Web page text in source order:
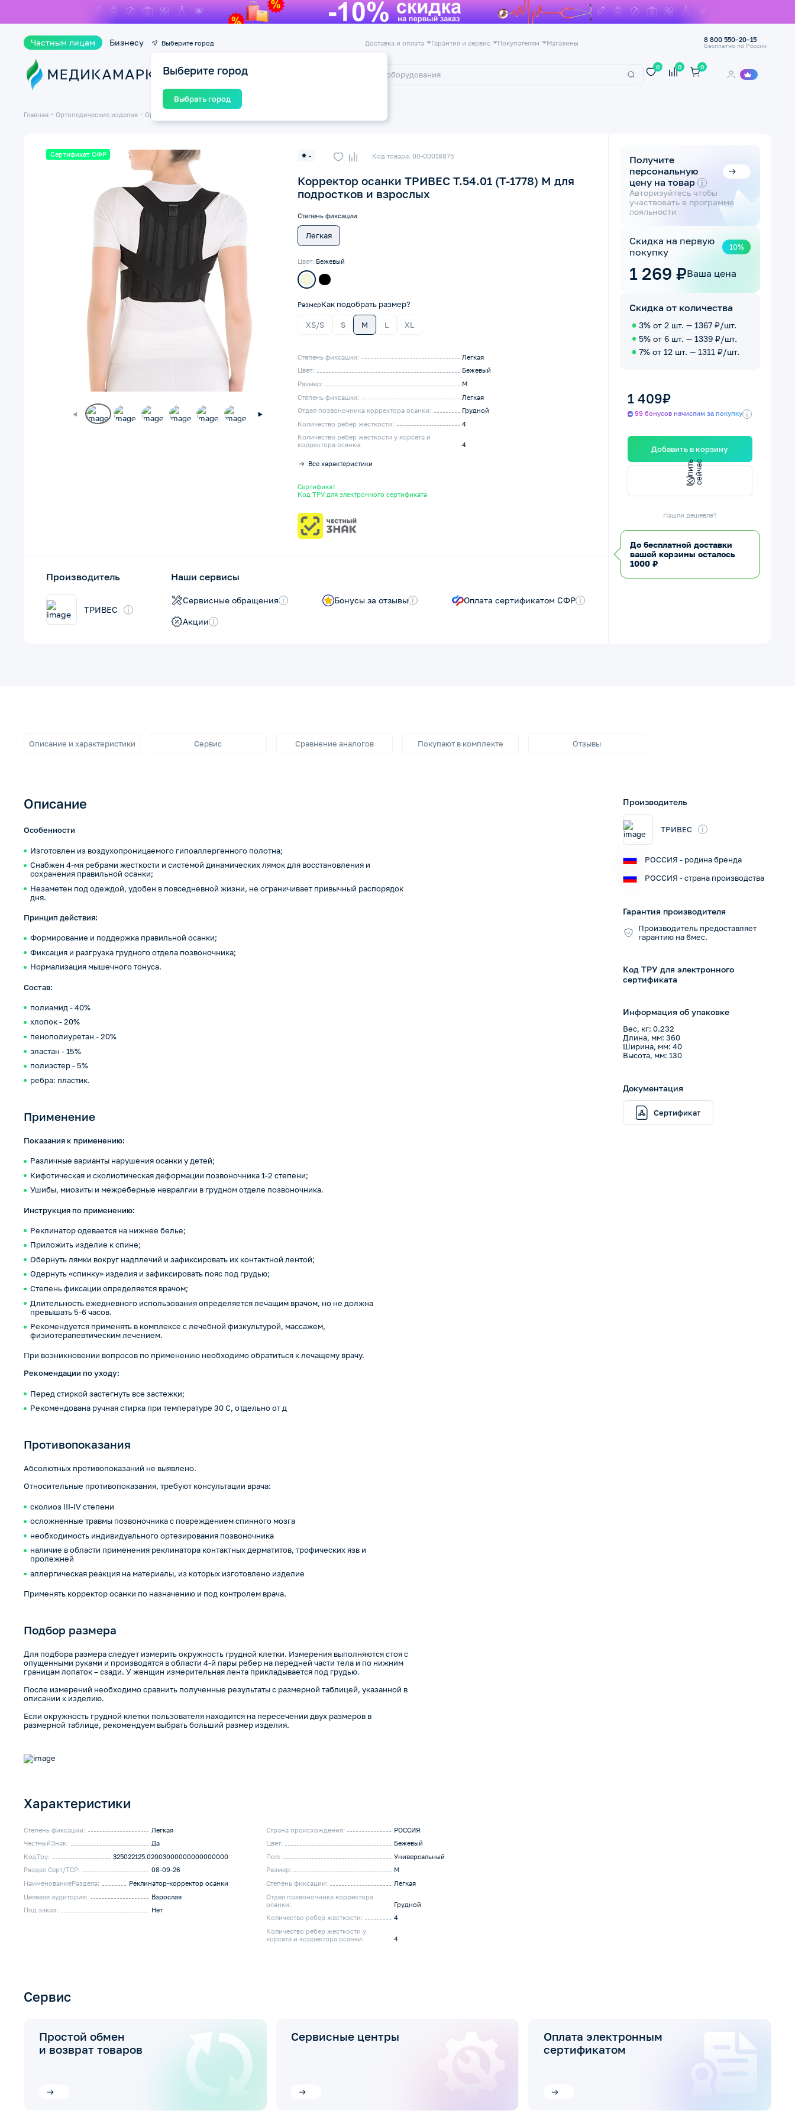
Частным лицам Бизнесу Выберите город
Выберите город
Выбрать город
Доставка и оплата Гарантия и сервис Покупателям Магазины 8 800 550–20–15
Бесплатно по России
Каталог
0 0 0
Главная Ортопедические изделия Ортопедические бандажи и корсеты
Сертификат СФР - Код товара: 00-00018875
Корректор осанки ТРИВЕС Т.54.01 (Т-1778) M для
подростков и взрослых
Степень фиксации
Легкая
Цвет: Бежевый
РазмерКак подобрать размер?
XS/S S M L XL
Степень фиксации:
Легкая
Цвет:
Бежевый
Размер:
M
Степень фиксации:
Легкая
Отдел позвоночника корректора осанки:
Грудной
Количество ребер жесткости:
4
Количество ребер жесткости у корсета и
корректора осанки:
4
Все характеристики
Сертификат
Код ТРУ для электронного сертификата
Производитель
ТРИВЕС i
Наши сервисы
Сервисные обращения i Бонусы за отзывы i Оплата сертификатом СФР i
Акции i
Получите
персональную
цену на товар i
Авторизуйтесь чтобы
участвовать в программе
лояльности
Скидка на первую
покупку
10%
1 269 ₽Ваша цена
Скидка от количества
3% от 2 шт. — 1367 ₽/шт.
5% от 6 шт. — 1339 ₽/шт.
7% от 12 шт. — 1311 ₽/шт.
1 409₽
99 бонусов начислим за покупку i
Добавить в корзину
К
у
п
и
т
ь
с
е
й
ч
а
с
Нашли дешевле?
До бесплатной доставки
вашей корзины осталось
1000 ₽
Описание и характеристики Сервис Сравнение аналогов Покупают в комплекте Отзывы
Описание
Особенности
Изготовлен из воздухопроницаемого гипоаллергенного полотна;
Снабжен 4-мя ребрами жесткости и системой динамических лямок для восстановления и
сохранения правильной осанки;
Незаметен под одеждой, удобен в повседневной жизни, не ограничивает привычный распорядок
дня.
Принцип действия:
Формирование и поддержка правильной осанки;
Фиксация и разгрузка грудного отдела позвоночника;
Нормализация мышечного тонуса.
Cостав:
полиамид - 40%
хлопок - 20%
пенополиуретан - 20%
эластан - 15%
полиэстер - 5%
ребра: пластик.
Применение
Показания к применению:
Различные варианты нарушения осанки у детей;
Кифотическая и сколиотическая деформации позвоночника 1-2 степени;
Ушибы, миозиты и межреберные невралгии в грудном отделе позвоночника.
Инструкция по применению:
Реклинатор одевается на нижнее белье;
Приложить изделие к спине;
Обернуть лямки вокруг надплечий и зафиксировать их контактной лентой;
Одернуть «спинку» изделия и зафиксировать пояс под грудью;
Степень фиксации определяется врачом;
Длительность ежедневного использования определяется лечащим врачом, но не должна
превышать 5-6 часов.
Рекомендуется применять в комплексе с лечебной физкультурой, массажем,
физиотерапевтическим лечением.
При возникновении вопросов по применению необходимо обратиться к лечащему врачу.
Рекомендации по уходу:
Перед стиркой застегнуть все застежки;
Рекомендована ручная стирка при температуре 30 С, отдельно от д
Противопоказания
Абсолютных противопоказаний не выявлено.
Относительные противопоказания, требуют консультации врача:
сколиоз III-IV степени
осложненные травмы позвоночника с повреждением спинного мозга
необходимость индивидуального ортезирования позвоночника
наличие в области применения реклинатора контактных дерматитов, трофических язв и
пролежней
аллергическая реакция на материалы, из которых изготовлено изделие
Применять корректор осанки по назначению и под контролем врача.
Подбор размера
Для подбора размера следует измерить окружность грудной клетки. Измерения выполняются стоя с
опущенными руками и производятся в области 4-й пары ребер на передней части тела и по нижним
границам лопаток – сзади. У женщин измерительная лента прикладывается под грудью.
После измерений необходимо сравнить полученные результаты с размерной таблицей, указанной в
описании к изделию.
Если окружность грудной клетки пользователя находится на пересечении двух размеров в
размерной таблице, рекомендуем выбрать больший размер изделия.
Характеристики
Степень фиксации:
Легкая
ЧестныйЗнак:
Да
КодТру:
325022125.02003000000000000000
Раздел Серт/ТСР:
08-09-26
НаименованиеРаздела:
Реклинатор-корректор осанки
Целевая аудитория:
Взрослая
Под заказ:
Нет
Страна происхождения:
РОССИЯ
Цвет:
Бежевый
Пол:
Универсальный
Размер:
M
Степень фиксации:
Легкая
Отдел позвоночника корректора
осанки:
Грудной
Количество ребер жесткости:
4
Количество ребер жесткости у
корсета и корректора осанки:
4
Производитель
ТРИВЕС i
РОССИЯ - родина бренда
РОССИЯ - страна производства
Гарантия производителя
Производитель предоставляет
гарантию на 6мес.
Код ТРУ для электронного
сертификата
Информация об упаковке
Вес, кг: 0.232
Длина, мм: 360
Ширина, мм: 40
Высота, мм: 130
Документация
Сертификат
Сервис
Простой обмен
и возврат товаров
Сервисные центры
Оплата электронным
сертификатом